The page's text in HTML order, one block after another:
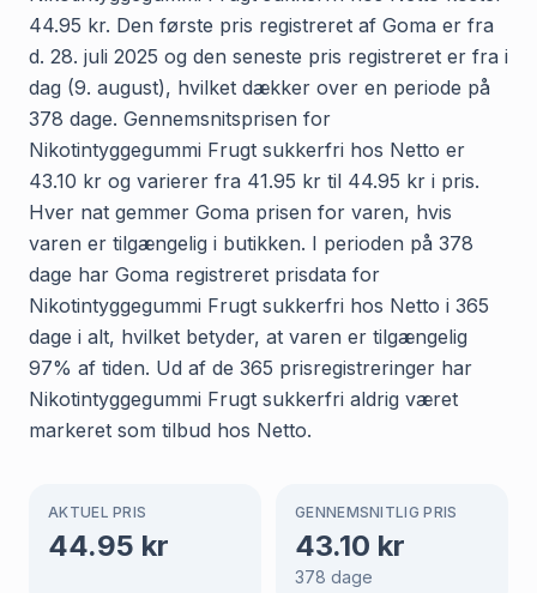
44.95 kr. Den første pris registreret af Goma er fra
d. 28. juli 2025 og den seneste pris registreret er fra i
dag (9. august), hvilket dækker over en periode på
378 dage. Gennemsnitsprisen for
Nikotintyggegummi Frugt sukkerfri hos Netto er
43.10 kr og varierer fra 41.95 kr til 44.95 kr i pris.
Hver nat gemmer Goma prisen for varen, hvis
varen er tilgængelig i butikken. I perioden på 378
dage har Goma registreret prisdata for
Nikotintyggegummi Frugt sukkerfri hos Netto i 365
dage i alt, hvilket betyder, at varen er tilgængelig
97% af tiden. Ud af de 365 prisregistreringer har
Nikotintyggegummi Frugt sukkerfri aldrig været
markeret som tilbud hos Netto.
AKTUEL PRIS
44.95 kr
GENNEMSNITLIG PRIS
43.10 kr
378 dage